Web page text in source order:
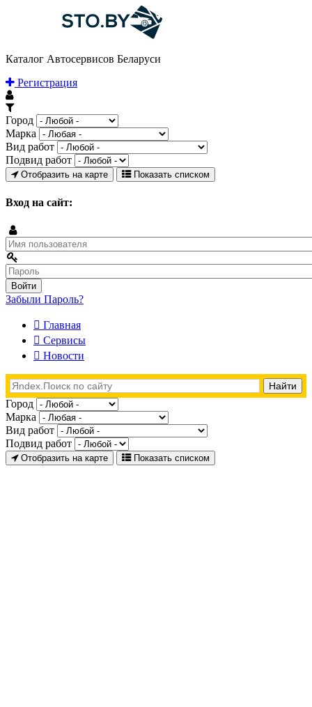
Каталог Автосервисов Беларуси
Регистрация
Город
Марка
Вид работ
Подвид работ
Отобразить на карте Показать списком
Вход на сайт:
Забыли Пароль?
Главная
Сервисы
Новости
Город
Марка
Вид работ
Подвид работ
Отобразить на карте Показать списком